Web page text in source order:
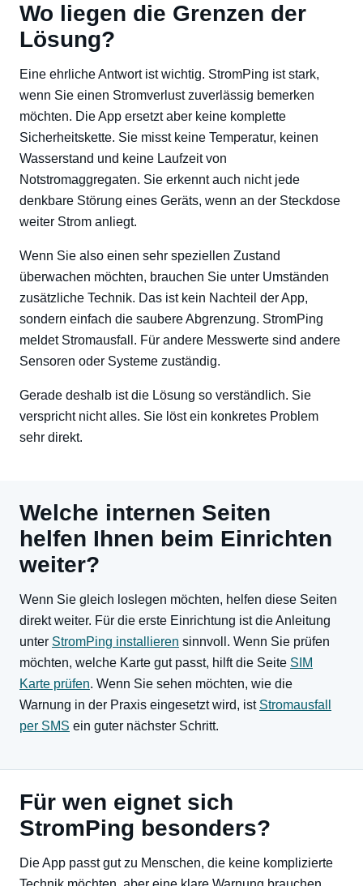
Wo liegen die Grenzen der
Lösung?
Eine ehrliche Antwort ist wichtig. StromPing ist stark,
wenn Sie einen Stromverlust zuverlässig bemerken
möchten. Die App ersetzt aber keine komplette
Sicherheitskette. Sie misst keine Temperatur, keinen
Wasserstand und keine Laufzeit von
Notstromaggregaten. Sie erkennt auch nicht jede
denkbare Störung eines Geräts, wenn an der Steckdose
weiter Strom anliegt.
Wenn Sie also einen sehr speziellen Zustand
überwachen möchten, brauchen Sie unter Umständen
zusätzliche Technik. Das ist kein Nachteil der App,
sondern einfach die saubere Abgrenzung. StromPing
meldet Stromausfall. Für andere Messwerte sind andere
Sensoren oder Systeme zuständig.
Gerade deshalb ist die Lösung so verständlich. Sie
verspricht nicht alles. Sie löst ein konkretes Problem
sehr direkt.
Welche internen Seiten
helfen Ihnen beim Einrichten
weiter?
Wenn Sie gleich loslegen möchten, helfen diese Seiten
direkt weiter. Für die erste Einrichtung ist die Anleitung
unter StromPing installieren sinnvoll. Wenn Sie prüfen
möchten, welche Karte gut passt, hilft die Seite SIM
Karte prüfen. Wenn Sie sehen möchten, wie die
Warnung in der Praxis eingesetzt wird, ist Stromausfall
per SMS ein guter nächster Schritt.
Für wen eignet sich
StromPing besonders?
Die App passt gut zu Menschen, die keine komplizierte